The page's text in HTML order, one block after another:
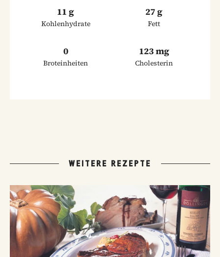
11 g
Kohlenhydrate
27 g
Fett
0
Broteinheiten
123 mg
Cholesterin
WEITERE REZEPTE